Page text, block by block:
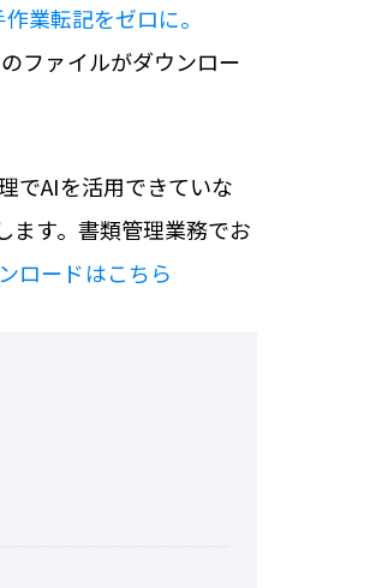
業転記をゼロに。
ファイルがダウンロー
でAIを活用できていな
ます。書類管理業務でお
ロードはこちら